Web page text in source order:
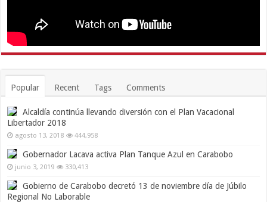
Popular Recent Tags Comments
Alcaldía continúa llevando diversión con el Plan Vacacional
Libertador 2018
agosto 13, 2018 444,958
Gobernador Lacava activa Plan Tanque Azul en Carabobo
junio 3, 2019 330,413
Gobierno de Carabobo decretó 13 de noviembre día de Júbilo
Regional No Laborable